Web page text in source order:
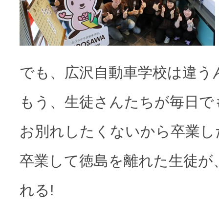
でも、広沢自動車学校は違う
もう、生徒さんたちが毎日
お別れしたくないから卒業
卒業して徳島を離れた生徒
れる!